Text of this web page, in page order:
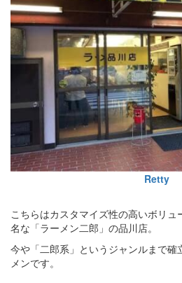
Retty
こちらはカスタマイズ性の高いボリ
名な「ラーメン二郎」の品川店。
今や「二郎系」というジャンルまで確
メンです。